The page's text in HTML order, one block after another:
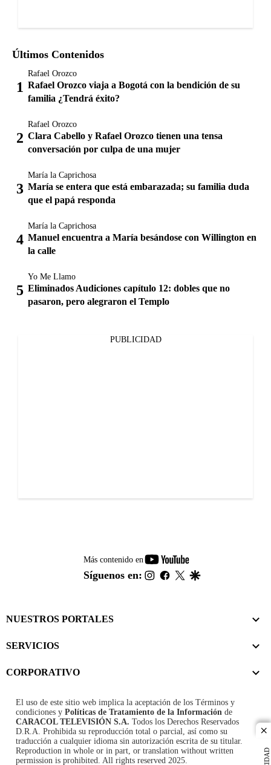
Últimos Contenidos
Rafael Orozco
Rafael Orozco viaja a Bogotá con la bendición de su
familia ¿Tendrá éxito?
Rafael Orozco
Clara Cabello y Rafael Orozco tienen una tensa
conversación por culpa de una mujer
María la Caprichosa
María se entera que está embarazada; su familia duda
que el papá responda
María la Caprichosa
Manuel encuentra a María besándose con Willington en
la calle
Yo Me Llamo
Eliminados Audiciones capítulo 12: dobles que no
pasaron, pero alegraron el Templo
PUBLICIDAD
Más contenido en
youtube-
footer
Síguenos en: instagram
facebook
twitter
NUESTROS PORTALES
SERVICIOS
CORPORATIVO
El uso de este sitio web implica la aceptación de los Términos y
condiciones y Políticas de Tratamiento de la Información de
CARACOL TELEVISIÓN S.A. Todos los Derechos Reservados
D.R.A. Prohibida su reproducción total o parcial, así como su
traducción a cualquier idioma sin autorización escrita de su titular.
Reproduction in whole or in part, or translation without written
permission is prohibited. All rights reserved 2025.